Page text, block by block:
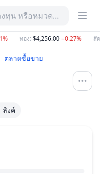
ทุน หรือหมวดหมู่
ทอง:$4,256.00−0.27% สั
ตลาดซื้อขาย
ลิงค์